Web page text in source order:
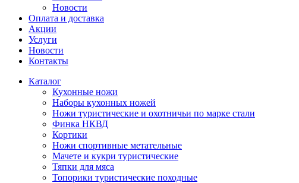
Новости
Оплата и доставка
Акции
Услуги
Новости
Контакты
Каталог
Кухонные ножи
Наборы кухонных ножей
Ножи туристические и охотничьи по марке стали
Финка НКВД
Кортики
Ножи спортивные метательные
Мачете и кукри туристические
Тяпки для мяса
Топорики туристические походные